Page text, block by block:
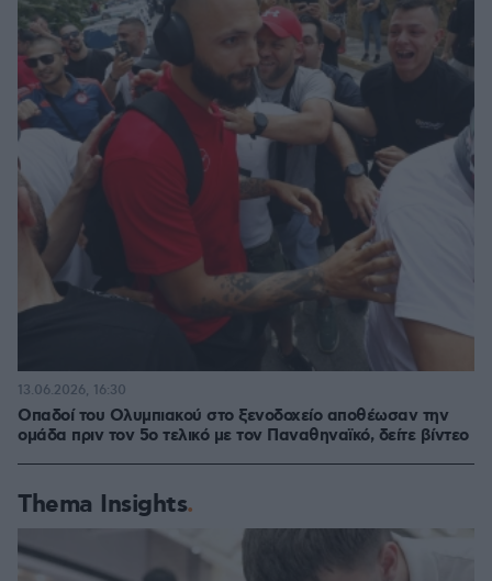
Οπαδοί του Ολυμπιακού στο ξενοδοχείο αποθέωσαν την
ομάδα πριν τον 5ο τελικό με τον Παναθηναϊκό, δείτε βίντεο
13.06.2026, 16:30
Thema Insights